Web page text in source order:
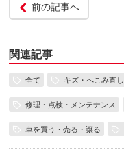
前の記事へ
関連記事
全て キズ・へこみ直し
修理・点検・メンテナンス
車を買う・売る・譲る